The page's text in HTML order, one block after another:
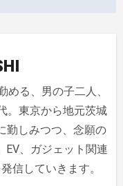
る、男の子二人、
。東京から地元茨城
勤しみつつ、念願の
EV、ガジェット関連
信していきます。